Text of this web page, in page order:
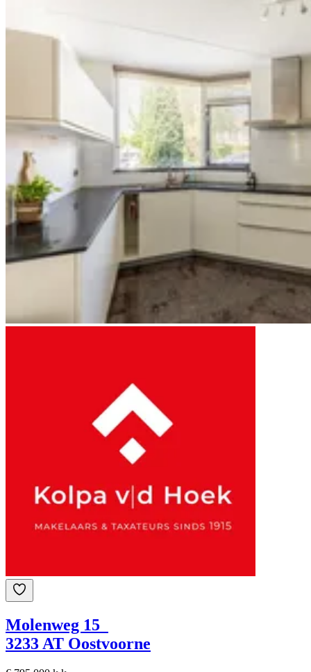
Molenweg 15
3233 AT Oostvoorne